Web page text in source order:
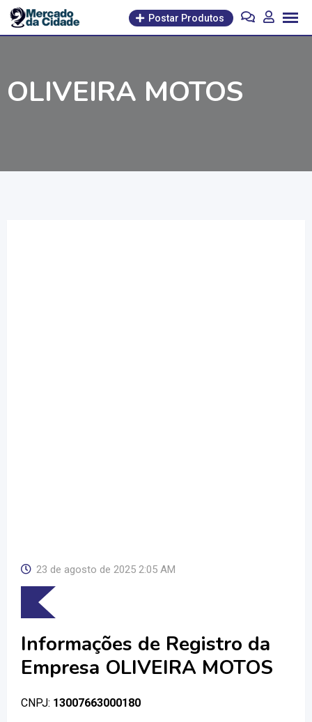
Pular
para
Postar Produtos
OLIVEIRA MOTOS
23 de agosto de 2025 2:05 AM
Informações de Registro da
Empresa OLIVEIRA MOTOS
CNPJ: 13007663000180